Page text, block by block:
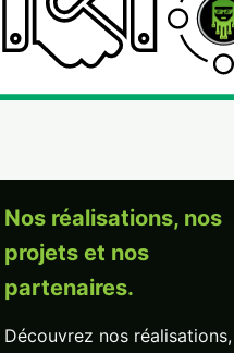
Nos réalisations, nos
projets et nos
partenaires.
Découvrez nos